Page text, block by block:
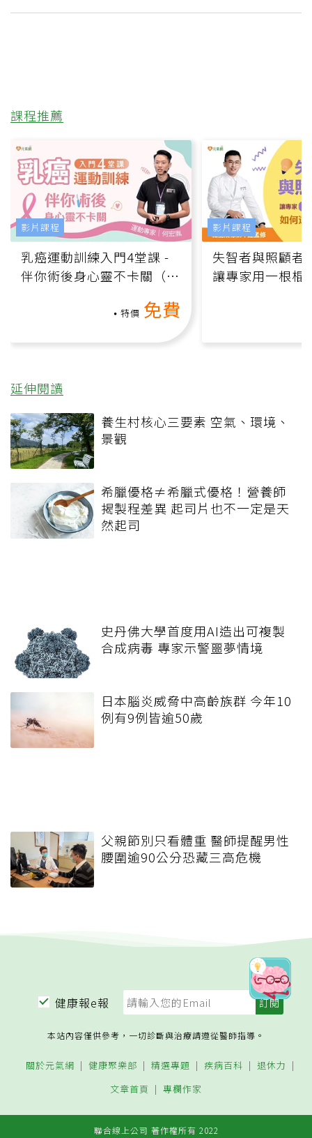
課程推薦
乳癌運動訓練入門4堂課 -
伴你術後身心靈不卡關（線
特價 免費
影片課程
失智者與照顧者
讓專家用一根棍
影片課程
延伸閱讀
養生村核心三要素 空氣、環境、
景觀
希臘優格≠希臘式優格！營養師
揭製程差異 起司片也不一定是天
然起司
史丹佛大學首度用AI造出可複製
合成病毒 專家示警噩夢情境
日本腦炎威脅中高齡族群 今年10
例有9例皆逾50歲
父親節別只看體重 醫師提醒男性
腰圍逾90公分恐藏三高危機
健康報e報
本站內容僅供參考，一切診斷與治療請遵從醫師指導。
關於元氣網 健康聚樂部 精選專題 疾病百科
退休力
文章首頁
專欄作家
聯合線上公司 著作權所有 2022